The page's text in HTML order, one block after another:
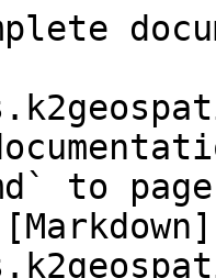
to